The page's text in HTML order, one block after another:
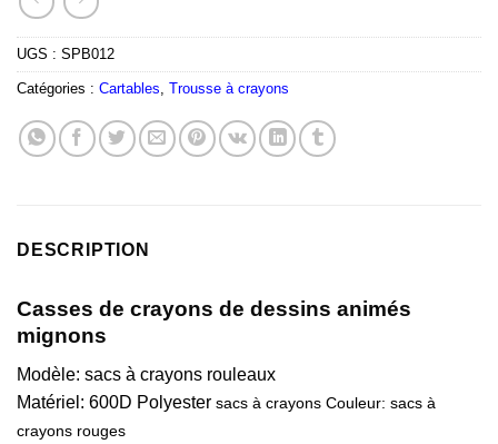
UGS : SPB012
Catégories : Cartables, Trousse à crayons
DESCRIPTION
Casses de crayons de dessins animés
mignons
Modèle: sacs à crayons rouleaux
Matériel: 600D Polyester sacs à crayons Couleur: sacs à
crayons rouges